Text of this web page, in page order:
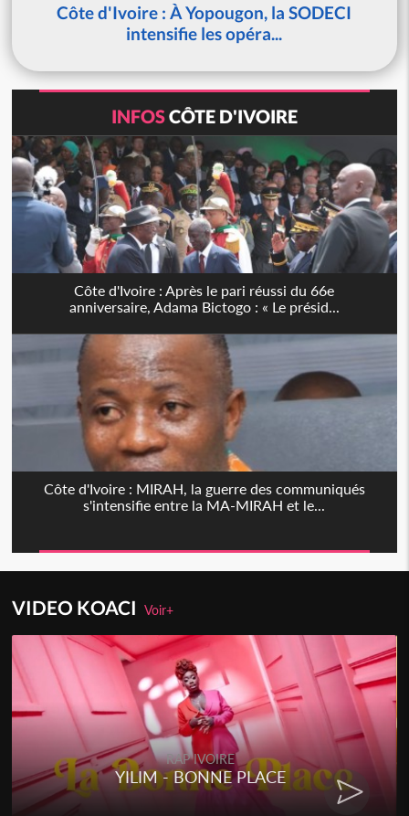
Côte d'Ivoire : À Yopougon, la SODECI
intensifie les opéra...
INFOSCÔTE D'IVOIRE
Côte d'Ivoire : Après le pari réussi du 66e
anniversaire, Adama Bictogo : « Le présid...
Côte d'Ivoire : MIRAH, la guerre des communiqués
s'intensifie entre la MA-MIRAH et le...
VIDEO KOACIVoir+
RAP IVOIRE
YILIM - BONNE PLACE